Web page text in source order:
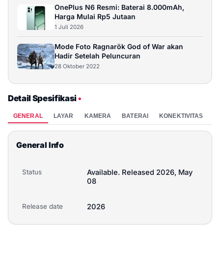
OnePlus N6 Resmi: Baterai 8.000mAh,
Harga Mulai Rp5 Jutaan
1 Juli 2026
Mode Foto Ragnarök God of War akan
Hadir Setelah Peluncuran
28 Oktober 2022
Detail Spesifikasi•
GENERAL LAYAR KAMERA BATERAI KONEKTIVITAS
General Info
Status
Available. Released 2026, May
08
Release date 2026